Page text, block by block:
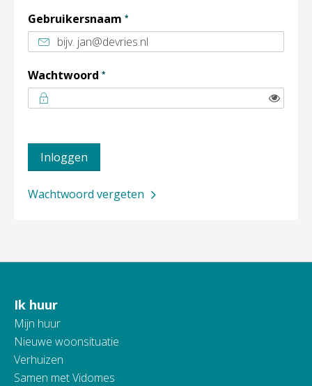
Gebruikersnaam *
Wachtwoord *
Inloggen
Wachtwoord vergeten
Contactinformatie
Ik huur
Mijn huur
Nieuwe woonsituatie
Verhuizen
Samen met Vidomes